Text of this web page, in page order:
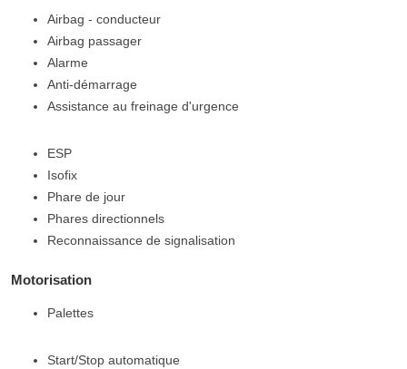
Airbag - conducteur
Airbag passager
Alarme
Anti-démarrage
Assistance au freinage d'urgence
ESP
Isofix
Phare de jour
Phares directionnels
Reconnaissance de signalisation
Motorisation
Palettes
Start/Stop automatique